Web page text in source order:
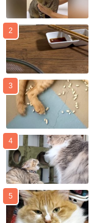
2
3
4
5